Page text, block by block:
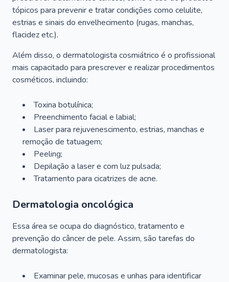
tópicos para prevenir e tratar condições como celulite,
estrias e sinais do envelhecimento (rugas, manchas,
flacidez etc.).
Além disso, o dermatologista cosmiátrico é o profissional
mais capacitado para prescrever e realizar procedimentos
cosméticos, incluindo:
Toxina botulínica;
Preenchimento facial e labial;
Laser para rejuvenescimento, estrias, manchas e
remoção de tatuagem;
Peeling;
Depilação a laser e com luz pulsada;
Tratamento para cicatrizes de acne.
Dermatologia oncológica
Essa área se ocupa do diagnóstico, tratamento e
prevenção do câncer de pele. Assim, são tarefas do
dermatologista:
Examinar pele, mucosas e unhas para identificar